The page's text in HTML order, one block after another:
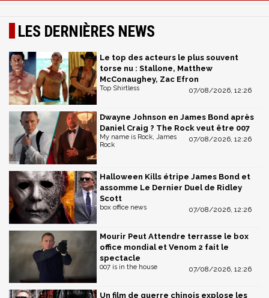
LES DERNIÈRES NEWS
Le top des acteurs le plus souvent
torse nu : Stallone, Matthew
McConaughey, Zac Efron
07/08/2026, 12:26
Top Shirtless
Dwayne Johnson en James Bond après
Daniel Craig ? The Rock veut être 007
07/08/2026, 12:26
My name is Rock, James
Rock
Halloween Kills étripe James Bond et
assomme Le Dernier Duel de Ridley
Scott
07/08/2026, 12:26
box office news
Mourir Peut Attendre terrasse le box
office mondial et Venom 2 fait le
spectacle
07/08/2026, 12:26
007 is in the house
Un film de guerre chinois explose les